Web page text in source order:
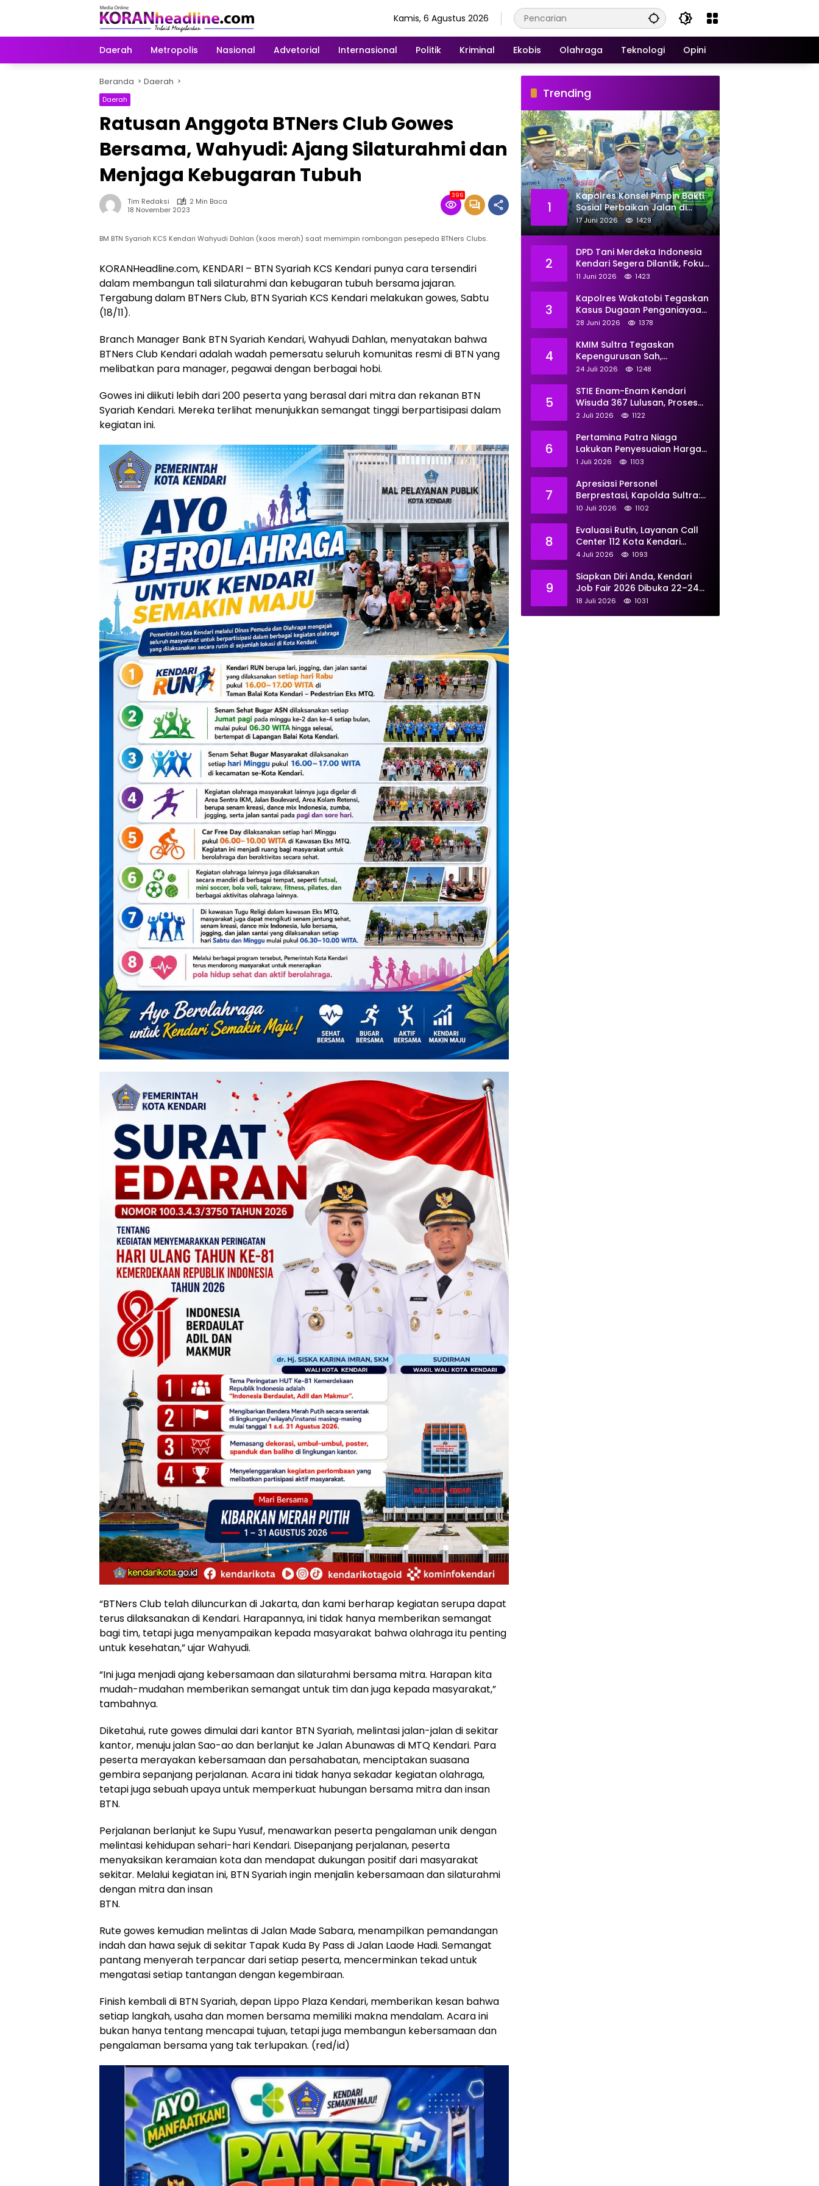
Kamis, 6 Agustus 2026
Daerah Metropolis Nasional Advetorial Internasional Politik Kriminal Ekobis Olahraga Teknologi Opini
Beranda Daerah
Daerah
Ratusan Anggota BTNers Club Gowes
Bersama, Wahyudi: Ajang Silaturahmi dan
Menjaga Kebugaran Tubuh
Tim Redaksi
2 Min Baca
18 November 2023
396
BM BTN Syariah KCS Kendari Wahyudi Dahlan (kaos merah) saat memimpin rombongan pesepeda BTNers Clubs.
KORANHeadline.com, KENDARI – BTN Syariah KCS Kendari punya cara tersendiri
dalam membangun tali silaturahmi dan kebugaran tubuh bersama jajaran.
Tergabung dalam BTNers Club, BTN Syariah KCS Kendari melakukan gowes, Sabtu
(18/11).
Branch Manager Bank BTN Syariah Kendari, Wahyudi Dahlan, menyatakan bahwa
BTNers Club Kendari adalah wadah pemersatu seluruh komunitas resmi di BTN yang
melibatkan para manager, pegawai dengan berbagai hobi.
Gowes ini diikuti lebih dari 200 peserta yang berasal dari mitra dan rekanan BTN
Syariah Kendari. Mereka terlihat menunjukkan semangat tinggi berpartisipasi dalam
kegiatan ini.
“BTNers Club telah diluncurkan di Jakarta, dan kami berharap kegiatan serupa dapat
terus dilaksanakan di Kendari. Harapannya, ini tidak hanya memberikan semangat
bagi tim, tetapi juga menyampaikan kepada masyarakat bahwa olahraga itu penting
untuk kesehatan,” ujar Wahyudi.
“Ini juga menjadi ajang kebersamaan dan silaturahmi bersama mitra. Harapan kita
mudah-mudahan memberikan semangat untuk tim dan juga kepada masyarakat,”
tambahnya.
Diketahui, rute gowes dimulai dari kantor BTN Syariah, melintasi jalan-jalan di sekitar
kantor, menuju jalan Sao-ao dan berlanjut ke Jalan Abunawas di MTQ Kendari. Para
peserta merayakan kebersamaan dan persahabatan, menciptakan suasana
gembira sepanjang perjalanan. Acara ini tidak hanya sekadar kegiatan olahraga,
tetapi juga sebuah upaya untuk memperkuat hubungan bersama mitra dan insan
BTN.
Perjalanan berlanjut ke Supu Yusuf, menawarkan peserta pengalaman unik dengan
melintasi kehidupan sehari-hari Kendari. Disepanjang perjalanan, peserta
menyaksikan keramaian kota dan mendapat dukungan positif dari masyarakat
sekitar. Melalui kegiatan ini, BTN Syariah ingin menjalin kebersamaan dan silaturahmi
dengan mitra dan insan
BTN.
Rute gowes kemudian melintas di Jalan Made Sabara, menampilkan pemandangan
indah dan hawa sejuk di sekitar Tapak Kuda By Pass di Jalan Laode Hadi. Semangat
pantang menyerah terpancar dari setiap peserta, mencerminkan tekad untuk
mengatasi setiap tantangan dengan kegembiraan.
Finish kembali di BTN Syariah, depan Lippo Plaza Kendari, memberikan kesan bahwa
setiap langkah, usaha dan momen bersama memiliki makna mendalam. Acara ini
bukan hanya tentang mencapai tujuan, tetapi juga membangun kebersamaan dan
pengalaman bersama yang tak terlupakan. (red/id)
Trending
1
Kapolres Konsel Pimpin Bakti
Sosial Perbaikan Jalan di
Kecamatan Laeya, 19 Titik
Rusak Siap Ditambal
17 Juni 2026 1429
2
DPD Tani Merdeka Indonesia
Kendari Segera Dilantik, Fokus
Perkuat Pemberdayaan
11 Juni 2026 1423
3
Kapolres Wakatobi Tegaskan
Kasus Dugaan Penganiayaan
Dua Remaja oleh Dua
Profesional
28 Juni 2026 1378
4
KMIM Sultra Tegaskan
Kepengurusan Sah,
Peringatkan Klaim Ketua
24 Juli 2026 1248
5
STIE Enam-Enam Kendari
Wisuda 367 Lulusan, Proses
Transformasi Menuju
Kemendiktisaintek
2 Juli 2026 1122
6
Pertamina Patra Niaga
Lakukan Penyesuaian Harga
BBM Non Subsidi Per 1 Juli
1 Juli 2026 1103
7
Apresiasi Personel
Berprestasi, Kapolda Sultra:
Tunjukkan Kompetensi
10 Juli 2026 1102
8
Evaluasi Rutin, Layanan Call
Center 112 Kota Kendari
Tangani 167 Laporan Selama
4 Juli 2026 1093
9
Siapkan Diri Anda, Kendari
Job Fair 2026 Dibuka 22–24
Juli: Sediakan 700 Lowongan
18 Juli 2026 1031